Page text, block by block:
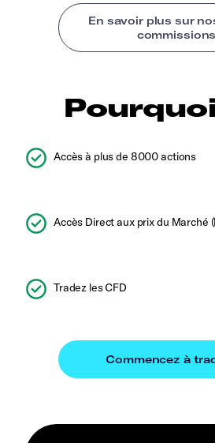
Accès à plus de 8000 actions
Accès Direct aux prix du Marché
Tradez les CFD